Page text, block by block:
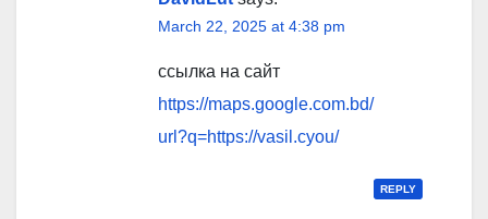
March 22, 2025 at 4:38 pm
ссылка на сайт
https://maps.google.com.bd/
url?q=https://vasil.cyou/
REPLY